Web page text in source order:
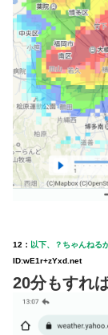
12： 以下、？ちゃんねる
ID:wE1r+zYxd.net
20分もすれ